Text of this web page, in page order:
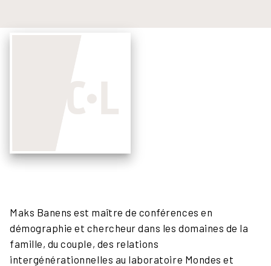
Maks Banens est maître de conférences en
démographie et chercheur dans les domaines de la
famille, du couple, des relations
intergénérationnelles au laboratoire Mondes et